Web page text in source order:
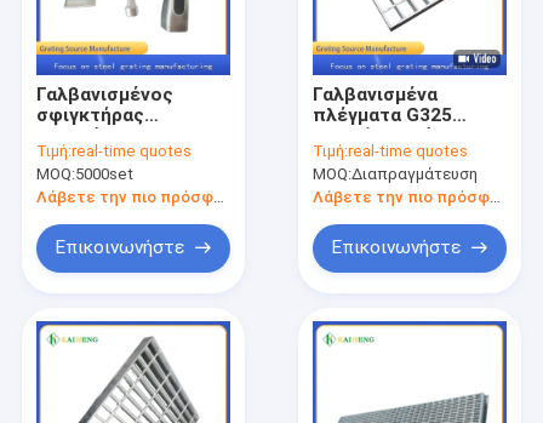
Γαλβανισμένος
σφιγκτήρας
κιγκλιδωμάτων
φραγμών χάλυβα
σελών συνδετήρες
Τιμή:real-time quotes
MOQ:5000set
Λάβετε την πιο πρόσφατη τιμή
Επικοινωνήστε
Γαλβανισμένα
πλέγματα G325
πλεγμάτων αγωγών
κιγκλιδωμάτων
μετάλλων καυτής
Τιμή:real-time quotes
MOQ:Διαπραγμάτευση
Λάβετε την πιο πρόσφατη τιμή
Επικοινωνήστε